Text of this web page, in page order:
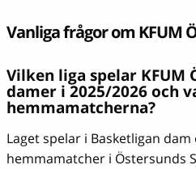
Vanliga frågor om KFUM
Vilken liga spelar KFUM
damer i 2025/2026 och
hemmamatcherna?
Laget spelar i Basketligan
hemmamatcher i Östersunds